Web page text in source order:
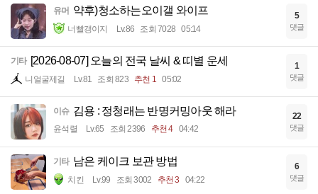
유머 약후)청소하는오이갤 와이프
너빨갱이지 Lv.86 조회 7028 05:14
5
댓글
기타 [2026-08-07] 오늘의 전국 날씨 & 띠별 운세
니얼굴제길 Lv.81 조회 823 추천 1 05:02
1
댓글
이슈 김용 : 정청래는 반명커밍아웃 해라
윤석렬 Lv.65 조회 2396 추천 4 04:42
22
댓글
기타 남은 케이크 보관 방법
치킨 Lv.99 조회 3002 추천 3 04:22
6
댓글